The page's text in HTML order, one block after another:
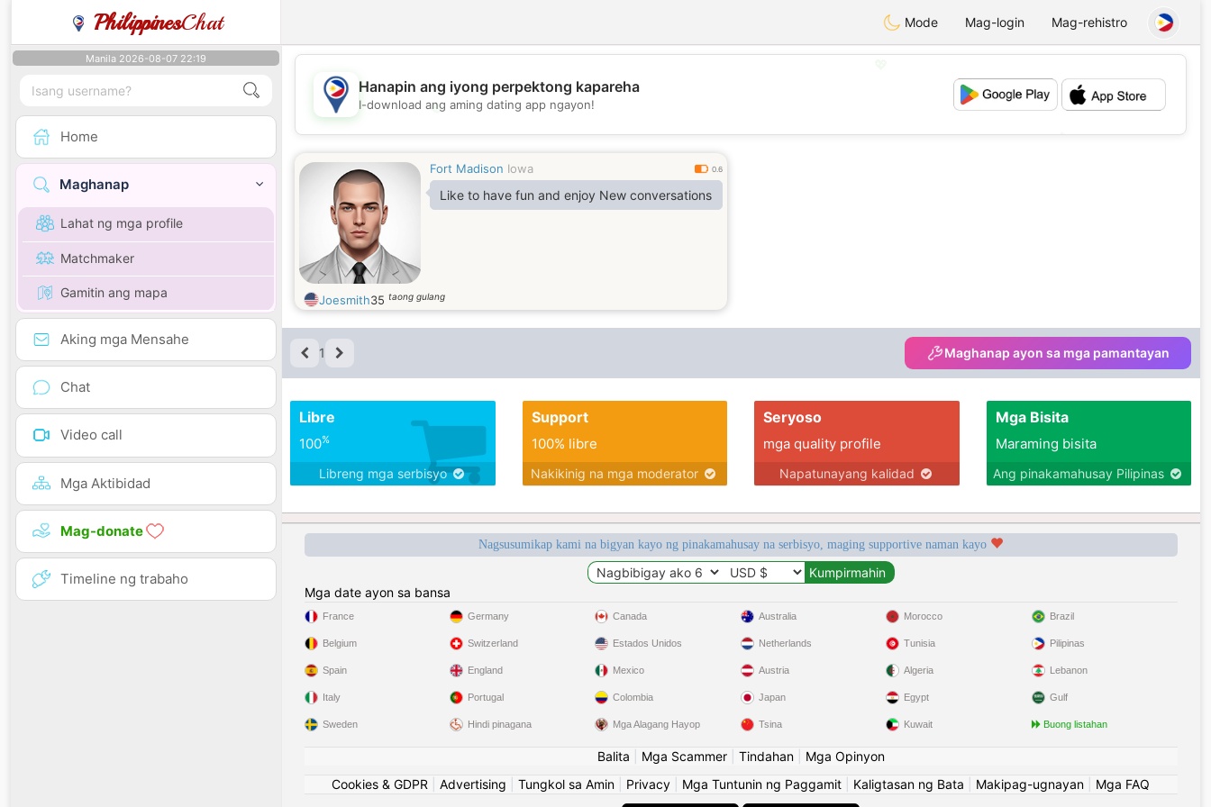
PhilippinesChat Mode Mag-login Mag-rehistro
Manila 2026-08-07 22:19
Home
Maghanap
Lahat ng mga profile
Matchmaker
Gamitin ang mapa
Aking mga Mensahe
Chat
Video call
Mga Aktibidad
Mag-donate
Timeline ng trabaho
💖
💕
Hanapin ang iyong perpektong kapareha
I-download ang aming dating app ngayon!
Fort Madison Iowa 0.6
Like to have fun and enjoy New conversations
Joesmith35 taong gulang
1 Maghanap ayon sa mga pamantayan
Libre
100%
Libreng mga serbisyo
Support
100% libre
Nakikinig na mga moderator
Seryoso
mga quality profile
Napatunayang kalidad
Mga Bisita
Maraming bisita
Ang pinakamahusay Pilipinas
Nagsusumikap kami na bigyan kayo ng pinakamahusay na serbisyo, maging supportive naman kayo
Mga date ayon sa bansa
France
Belgium
Spain
Italy
Sweden
Germany
Switzerland
England
Portugal
Hindi pinagana
Canada
Estados Unidos
Mexico
Colombia
Mga Alagang Hayop
Australia
Netherlands
Austria
Japan
Tsina
Morocco
Tunisia
Algeria
Egypt
Kuwait
Brazil
Pilipinas
Lebanon
Gulf
Buong listahan
Balita Mga Scammer| Tindahan| Mga Opinyon
Cookies & GDPR
Advertising Tungkol sa Amin Privacy Mga Tuntunin ng Paggamit Kaligtasan ng Bata Makipag-ugnayan Mga FAQ